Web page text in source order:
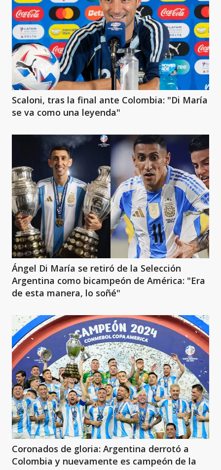
Scaloni, tras la final ante Colombia: "Di María
se va como una leyenda"
Ángel Di María se retiró de la Selección
Argentina como bicampeón de América: "Era
de esta manera, lo soñé"
Coronados de gloria: Argentina derrotó a
Colombia y nuevamente es campeón de la